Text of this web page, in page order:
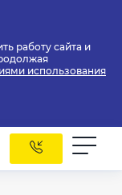
работу сайта и
использования